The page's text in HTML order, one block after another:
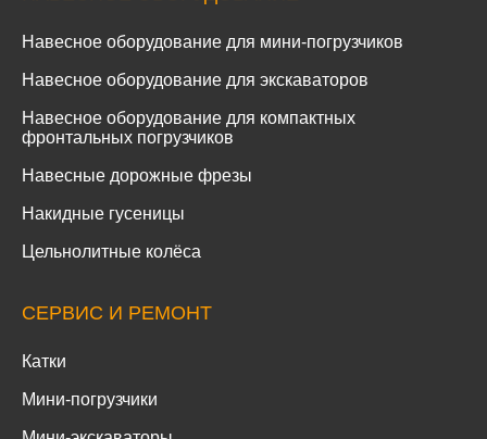
Навесное оборудование для мини-погрузчиков
Навесное оборудование для экскаваторов
Навесное оборудование для компактных
фронтальных погрузчиков
Навесные дорожные фрезы
Накидные гусеницы
Цельнолитные колёса
СЕРВИС И РЕМОНТ
Катки
Мини-погрузчики